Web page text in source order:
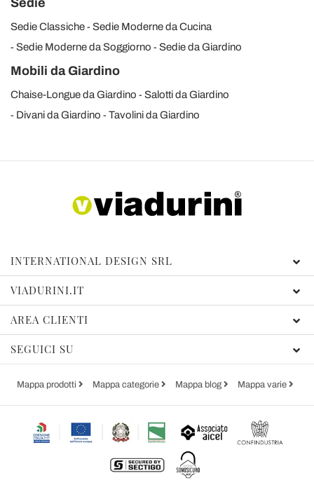
Sedie Classiche
Sedie Moderne da Cucina
Sedie Moderne da Soggiorno
Sedie da Giardino
Mobili da Giardino
Chaise-Longue da Giardino
Salotti da Giardino
Divani da Giardino
Tavolini da Giardino
INTERNATIONAL DESIGN SRL
VIADURINI.IT
AREA CLIENTI
SEGUICI SU
Mappa prodotti Mappa categorie Mappa blog Mappa varie